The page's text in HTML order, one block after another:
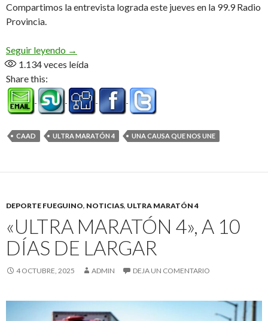
Compartimos la entrevista lograda este jueves en la 99.9 Radio
Provincia.
Seguir leyendo «Muy emocionado por la reacción de la
→
1.134veces leída
Share this:
CAAD ULTRA MARATÓN 4 UNA CAUSA QUE NOS UNE
DEPORTE FUEGUINO, NOTICIAS, ULTRA MARATÓN 4
«ULTRA MARATÓN 4», A 10
DÍAS DE LARGAR
4 OCTUBRE, 2025 ADMIN DEJA UN COMENTARIO